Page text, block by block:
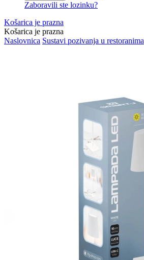
Zaboravili ste lozinku?
Košarica je prazna
Košarica je prazna
Naslovnica Sustavi pozivanja u restoranima